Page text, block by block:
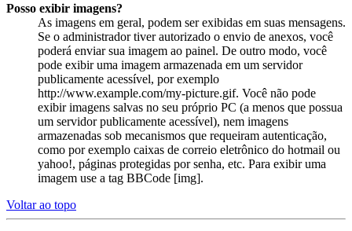
Posso exibir imagens?
As imagens em geral, podem ser exibidas em suas mensagens.
Se o administrador tiver autorizado o envio de anexos, você
poderá enviar sua imagem ao painel. De outro modo, você
pode exibir uma imagem armazenada em um servidor
publicamente acessível, por exemplo
http://www.example.com/my-picture.gif. Você não pode
exibir imagens salvas no seu próprio PC (a menos que possua
um servidor publicamente acessível), nem imagens
armazenadas sob mecanismos que requeiram autenticação,
como por exemplo caixas de correio eletrônico do hotmail ou
yahoo!, páginas protegidas por senha, etc. Para exibir uma
imagem use a tag BBCode [img].
Voltar ao topo